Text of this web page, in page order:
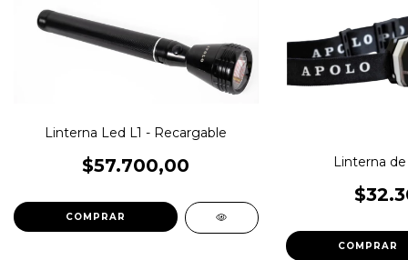
Linterna Led L1 - Recargable
$57.700,00 Linterna